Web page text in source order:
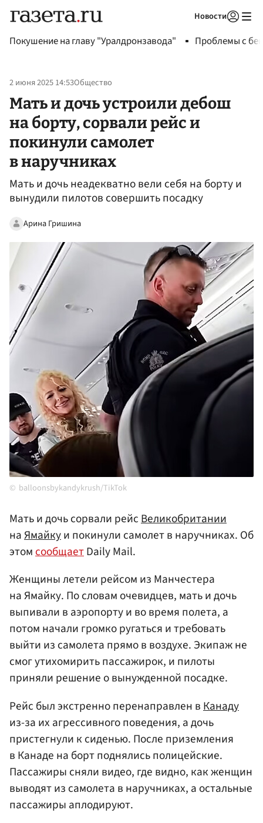
Новости
Покушение на главу "Уралдронзавода" Проблемы с
2 июня 2025 14:53Общество
Мать и дочь устроили дебош
на борту, сорвали рейс и
покинули самолет
в наручниках
Мать и дочь неадекватно вели себя на борту и
вынудили пилотов совершить посадку
Арина Гришина
balloonsbykandykrush/TikTok
Мать и дочь сорвали рейсВеликобритании
наЯмайкуи покинули самолет в наручниках. Об
этомсообщаетDaily Mail.
Женщины летели рейсом из Манчестера
на Ямайку. По словам очевидцев, мать и дочь
выпивали в аэропорту и во время полета, а
потом начали громко ругаться и требовать
выйти из самолета прямо в воздухе. Экипаж не
смог утихомирить пассажирок, и пилоты
приняли решение о вынужденной посадке.
Рейс был экстренно перенаправлен в Канаду
из-за их агрессивного поведения, а дочь
пристегнули к сиденью. После приземления
в Канаде на борт поднялись полицейские.
Пассажиры сняли видео, где видно, как женщин
выводят из самолета в наручниках, а остальные
пассажиры аплодируют.